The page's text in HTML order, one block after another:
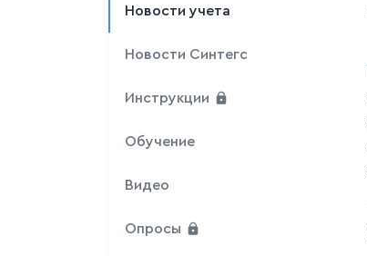
Новости учета
Новости Синтегс
Инструкции
Обучение
Видео
Опросы